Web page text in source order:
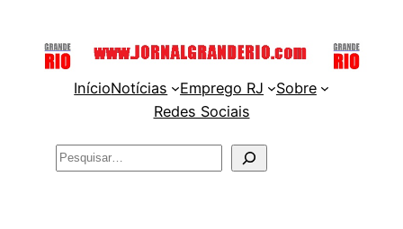
InícioNotícias Emprego RJ
Sobre
Redes Sociais
Pesquisar